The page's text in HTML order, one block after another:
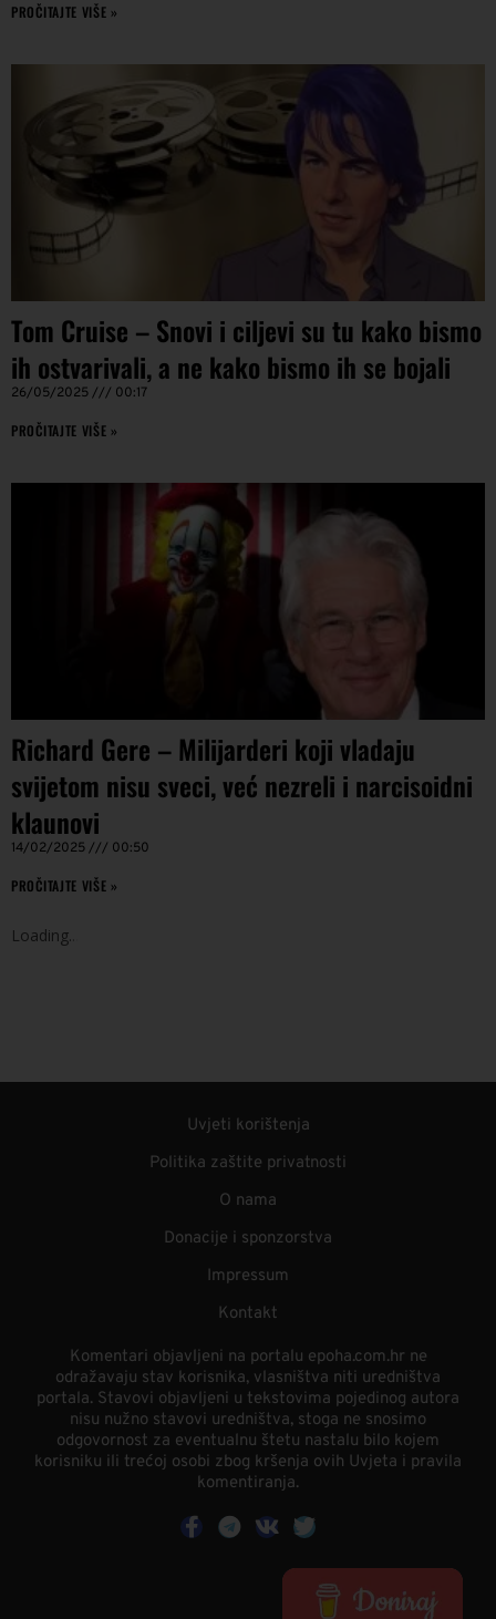
PROČITAJTE VIŠE »
Tom Cruise – Snovi i ciljevi su tu kako bismo
ih ostvarivali, a ne kako bismo ih se bojali
26/05/2025 00:17
PROČITAJTE VIŠE »
Richard Gere – Milijarderi koji vladaju
svijetom nisu sveci, već nezreli i narcisoidni
klaunovi
14/02/2025 00:50
PROČITAJTE VIŠE »
Loading.
Uvjeti korištenja
Politika zaštite privatnosti
O nama
Donacije i sponzorstva
Impressum
Kontakt
Komentari objavljeni na portalu epoha.com.hr ne
odražavaju stav korisnika, vlasništva niti uredništva
portala. Stavovi objavljeni u tekstovima pojedinog autora
nisu nužno stavovi uredništva, stoga ne snosimo
odgovornost za eventualnu štetu nastalu bilo kojem
korisniku ili trećoj osobi zbog kršenja ovih Uvjeta i pravila
komentiranja.